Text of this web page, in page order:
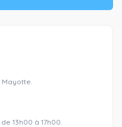
13h00 à 17h00.